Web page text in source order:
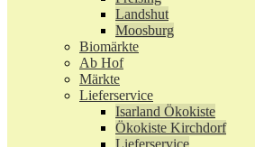
Landshut
Moosburg
Biomärkte
Ab Hof
Märkte
Lieferservice
Isarland Ökokiste
Ökokiste Kirchdorf
Lieferservice